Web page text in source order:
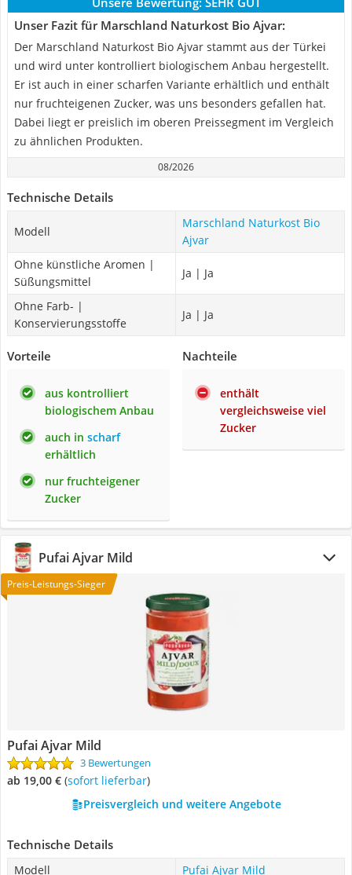
Unser Fazit für Marschland Naturkost Bio Ajvar:
Der Marschland Naturkost Bio Ajvar stammt aus der Türkei
und wird unter kontrolliert biologischem Anbau hergestellt.
Er ist auch in einer scharfen Variante erhältlich und enthält
nur fruchteigenen Zucker, was uns besonders gefallen hat.
Dabei liegt er preislich im oberen Preissegment im Vergleich
zu ähnlichen Produkten.
08/2026
Technische Details
Modell
Marschland Naturkost Bio
Ajvar
Ohne künstliche Aromen |
Süßungsmittel
Ja | Ja
Ohne Farb- |
Konservierungsstoffe
Ja | Ja
Vorteile
aus kontrolliert
biologischem Anbau
auch in scharf
erhältlich
nur fruchteigener
Zucker
Nachteile
enthält
vergleichsweise viel
Zucker
Pufai Ajvar Mild
Preis-Leistungs-Sieger
Pufai Ajvar Mild
3 Bewertungen
ab 19,00 € ( Sofort lieferbar)
Preisvergleich und weitere Angebote
Technische Details
Modell
Pufai Ajvar Mild